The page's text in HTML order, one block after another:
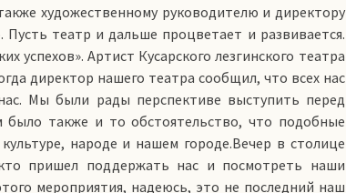
художественному руководителю и директору
Пусть театр и дальше процветает и развивается.
Артист Кусарского лезгинского театра
директор нашего театра сообщил, что всех нас
Мы были рады перспективе выступить перед
было также и то обстоятельство, что подобные
народе и нашем городе.Вечер в столице
пришел поддержать нас и посмотреть наши
мероприятия, надеюсь, это не последний наш